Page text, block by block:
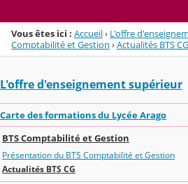
Vous êtes ici : Accueil› L'offre
Comptabilité et Gestion ›Actualités BTS CG
L'offre d'enseignement supérieur
Carte des formations du Lycée Arago
BTS Comptabilité et Gestion
Présentation du BTS Comptabilité et Gestion
Actualités BTS CG